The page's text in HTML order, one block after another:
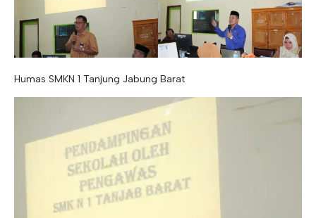
Humas SMKN 1 Tanjung Jabung Barat